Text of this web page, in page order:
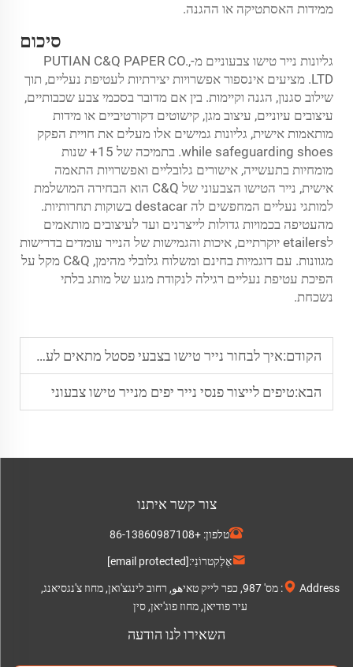
ממידות האסתטיקה או ההגנה.
סיכום
גליונות נייר טישו צבעוניים מ-PUTIAN C&Q PAPER CO.,
LTD. מציעים אינספור אפשרויות יצירתיות לעטיפת נעליים, תוך
שילוב סגנון, הגנה וקיימות. בין אם מדובר בסכמי צבע שכבותיים,
עיצובים עיוניים, עיצוב מגן, קישוטים דקורטיביים או מידות
מותאמות אישית, גליונות גמישים אלו מעלים את חויית הפקק
while safeguarding shoes. בתמיכה של 15+ שנות
מומחיות בתעשייה, אישורים גלובליים ואפשרויות התאמה
אישית, נייר הטישו הצבעוני של C&Q הוא הבחירה המושלמת
למותגי נעליים המחפשים לה destacar בשוקות תחרותיות.
מהעטיפה בכמויות גדולות לייצרנים ועד לעיצובים מותאמים
לetailers יוקרתיים, איכות והגמישות של הנייר עומדים בדרישות
מגוונות. עם דוגמיות בחינם ומשלוח גלובלי מהימן, C&Q מקל על
הפיכת עטיפת נעליים רגילה לנקודת מגע של מותג בלתי
נשכחת.
הקודם:איך לבחור נייר טישו בצבעי פסטל מתאים לעטיפת מתנות
הבא:טיפים לייצור פנסי נייר יפים מנייר טישו צבעוני
צור קשר איתנו
טלפון: +86-13860987108
אֶלֶקטרוֹנִי:[email protected]
Address: מס' 987, כפר לייק טאיهو, רחוב לינגצ'ואן, מחוז צ'נגסיאנג,
עיר פודיאן, מחוז פוג'יאן, סין
השאירו לנו הודעה